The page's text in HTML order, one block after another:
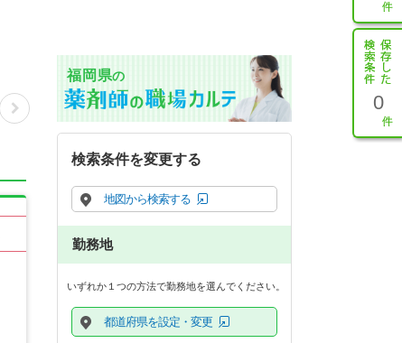
0
福岡県の
検索条件を変更する
地図から検索する
勤務地
いずれか１つの方法で勤務地を選んでください。
都道府県を設定・変更